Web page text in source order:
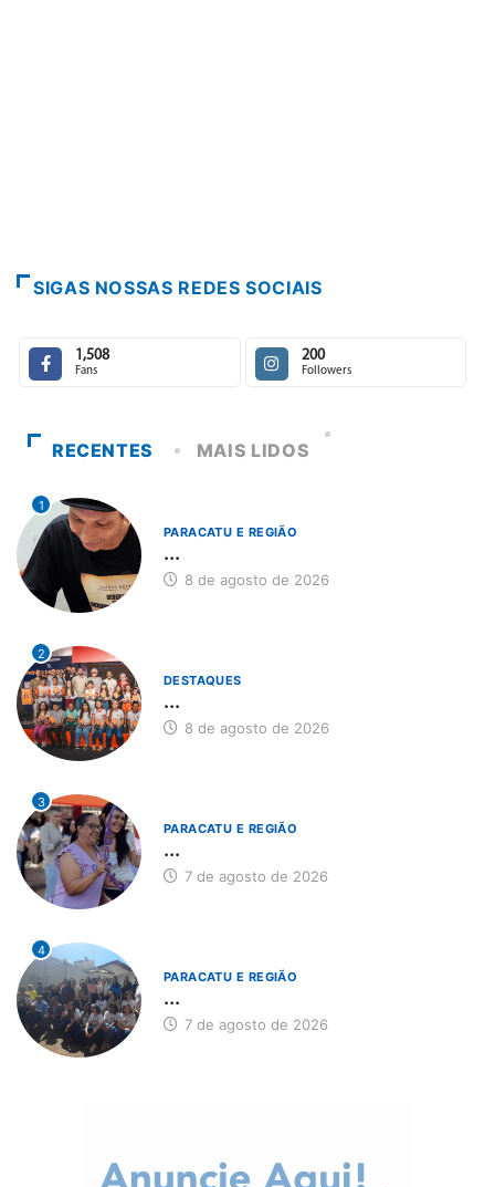
SIGAS NOSSAS REDES SOCIAIS
1,508
Fans
200
Followers
RECENTES MAIS LIDOS
1
PARACATU E REGIÃO
...
8 de agosto de 2026
2
DESTAQUES
...
8 de agosto de 2026
3
PARACATU E REGIÃO
...
7 de agosto de 2026
4
PARACATU E REGIÃO
...
7 de agosto de 2026